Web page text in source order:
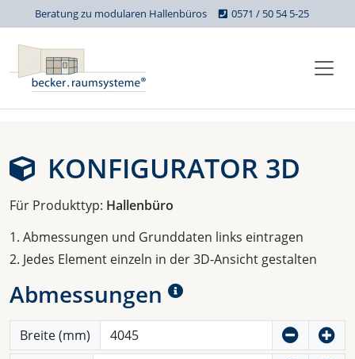
Beratung zu modularen Hallenbüros 0571 / 50 54 5-25
KONFIGURATOR 3D
Für Produkttyp: Hallenbüro
1. Abmessungen und Grunddaten links eintragen
2. Jedes Element einzeln in der 3D-Ansicht gestalten
Abmessungen
Breite (mm)